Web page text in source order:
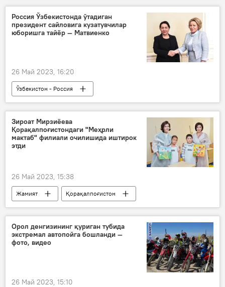
Россия Ўзбекистонда ўтадиган
президент сайловига кузатувчилар
юборишга тайёр — Матвиенко
26 Май 2023, 16:20
Ўзбекистон - Россия
Ўзбекистонда президент сайлови
Валентина Матвиенко
Танзила Норбоева
Ўзбекистон президенти сайлови — 2023
Зироат Мирзиёева
Қорақалпоғистондаги "Меҳрли
мактаб" филиали очилишида иштирок
этди
26 Май 2023, 15:38
Жамият
Қорақалпоғистон
Меҳрли мактаб
Зироатхон Мирзиёева
Орол денгизининг қуриган тубида
экстремал автопойга бошланди —
фото, видео
26 Май 2023, 15:10